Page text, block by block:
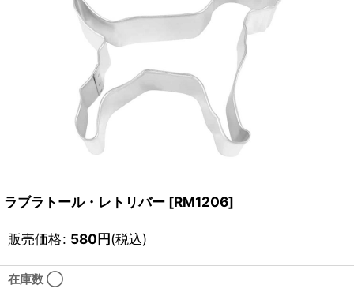
ラブラトール・レトリバー [RM1206]
販売価格: 580円(税込)
在庫数 ◯